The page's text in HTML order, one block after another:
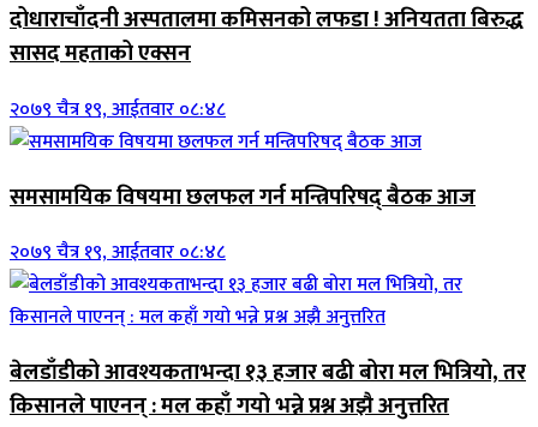
दोधाराचाँदनी अस्पतालमा कमिसनको लफडा ! अनियतता बिरुद्ध
सासद महताको एक्सन
२०७९ चैत्र १९, आईतवार ०८:४८
समसामयिक विषयमा छलफल गर्न मन्त्रिपरिषद् बैठक आज
२०७९ चैत्र १९, आईतवार ०८:४८
बेलडाँडीको आवश्यकताभन्दा १३ हजार बढी बोरा मल भित्रियो, तर
किसानले पाएनन् : मल कहाँ गयो भन्ने प्रश्न अझै अनुत्तरित